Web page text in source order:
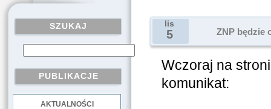
SZUKAJ
PUBLIKACJE
AKTUALNOŚCI
lis
5 ZNP będzie
Wczoraj na
komunikat: